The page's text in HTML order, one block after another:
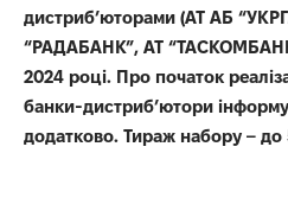
дистриб’юторами (АТ АБ
“РАДАБАНК”, АТ
2024 році. Про початок
банки-дистриб’ютори
додатково. Тираж набору –